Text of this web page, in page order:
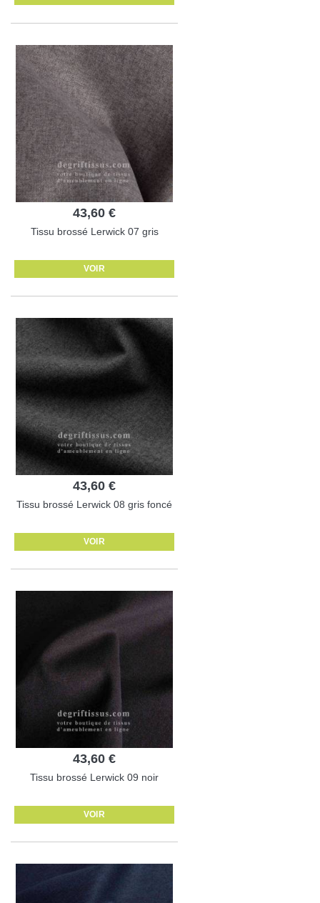
43,60 €
Tissu brossé Lerwick 07 gris
VOIR
43,60 €
Tissu brossé Lerwick 08 gris foncé
VOIR
43,60 €
Tissu brossé Lerwick 09 noir
VOIR